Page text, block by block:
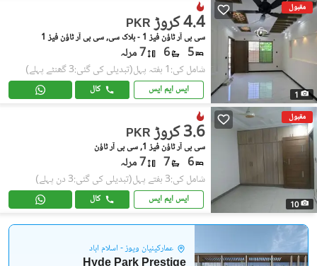
مقبول
1
PKR 4.4 کروڑ
سی بی آر ٹاؤن فیز 1 - بلاک سی, سی بی آر ٹاؤن فیز 1
5
6 7 مرلہ
شامل کی:1 ہفتہ پہل (تبدیلی کی گئی:3 گھنٹے پہلے)
ایس ایم ایس کال
مقبول
10
PKR 3.6 کروڑ
سی بی آر ٹاؤن فیز 1, سی بی آر ٹاؤن
6
7 7 مرلہ
شامل کی:3 ہفتے پہل (تبدیلی کی گئی:3 دن پہلے)
ایس ایم ایس کال
عمارکینیان ویوز - اسلام آباد